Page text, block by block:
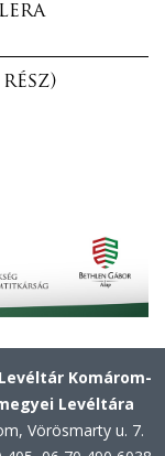
Komárom-
Levéltára
Vörösmarty u. 7.